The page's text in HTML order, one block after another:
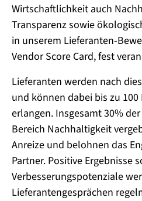
Wirtschaftlichkeit auch
Transparenz sowie
in unserem Lieferanten-
Vendor Score Card, fest
Lieferanten werden nach
und können dabei bis zu
erlangen. Insgesamt 30%
Bereich Nachhaltigkeit
Anreize und belohnen das
Partner. Positive Ergebnisse
Verbesserungspotenziale
Lieferantengesprächen